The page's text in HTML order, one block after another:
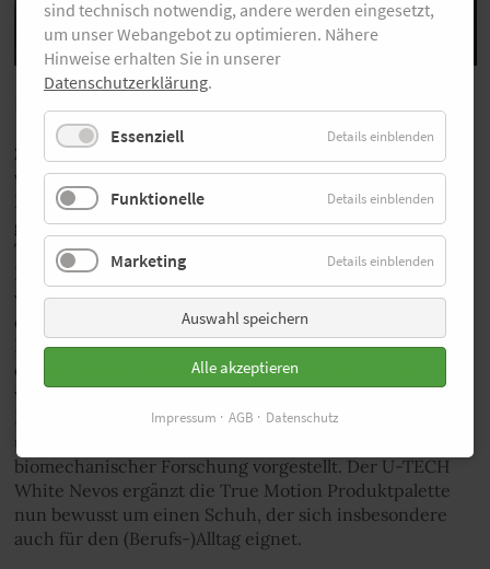
Über True Motion
2018 wurde die deutsche Laufschuhmarke True Motion
von Prof. Dr. Gert-Peter Brüggemann, Professor für
Biomechanik, Andre Kriwet und Christian Arens
gegründet. Die Idee: Die sogenannte U-TECH™
Technologie greift nicht in den natürlichen
Bewegungsablauf des Menschen ein. Auf diese Weise
wird das Risiko laufbedingter Verletzungen verringert –
ein Problem, das zuvor trotz jahrzehntelanger
Forschung nicht gelöst werden konnte. Bereits die
ersten beiden Modelle U-TECH Nevos und U-TECH Aion
wurden mit dem ISPO-Award ausgezeichnet.
Mittlerweile hat True Motion vier Laufschuhmodelle
und zwei Weiterentwicklungen auf Basis neuester
biomechanischer Forschung vorgestellt. Der U-TECH
White Nevos ergänzt die True Motion Produktpalette
nun bewusst um einen Schuh, der sich insbesondere
auch für den (Berufs-)Alltag eignet.
sind technisch notwendig, andere werden eingesetzt,
um unser Webangebot zu optimieren. Nähere
Hinweise erhalten Sie in unserer
Datenschutzerklärung.
Essenziell Details einblenden
Funktionelle Details einblenden
Marketing Details einblenden
Auswahl speichern
Alle akzeptieren
Impressum AGB Datenschutz